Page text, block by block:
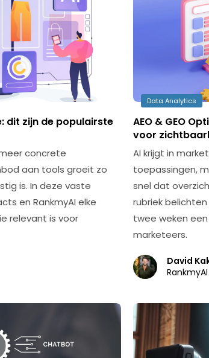
dit zijn de populairste
concrete
aan tools groeit zo
is. In deze vaste
en RankmyAI elke
relevant is voor
Data Analytics
AEO & GEO
voor
AI krijgt in
toepassingen,
snel dat
rubriek
twee weken
marketeers.
David
RankmyAI